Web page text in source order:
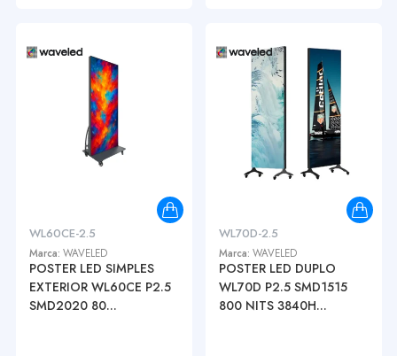
WL60CE-2.5
Marca: WAVELED
POSTER LED SIMPLES
EXTERIOR WL60CE P2.5
SMD2020 80...
WL70D-2.5
Marca: WAVELED
POSTER LED DUPLO
WL70D P2.5 SMD1515
800 NITS 3840H...